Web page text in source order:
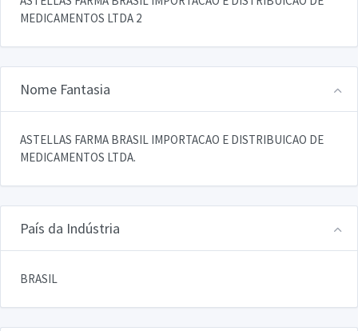
MEDICAMENTOS LTDA 2
Nome Fantasia
ASTELLAS FARMA BRASIL IMPORTACAO E DISTRIBUICAO DE
MEDICAMENTOS LTDA.
País da Indústria
BRASIL